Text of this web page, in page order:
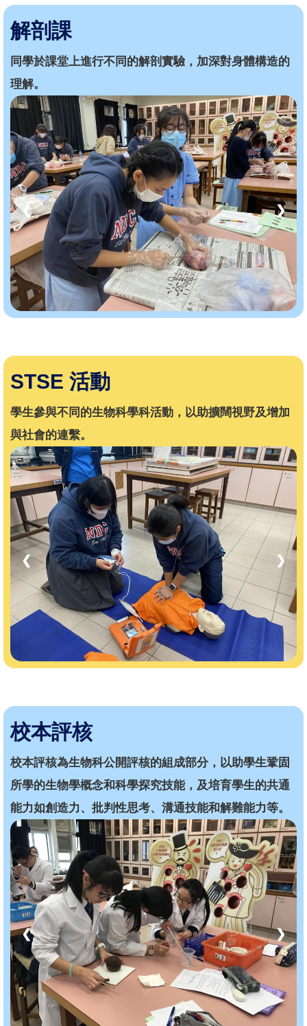
解剖課
同學於課堂上進行不同的解剖實驗，加深對身體構造的
理解。
❮ ❯
STSE 活動
學生參與不同的生物科學科活動，以助擴闊視野及增加
與社會的連繫。
❮ ❯
校本評核
校本評核為生物科公開評核的組成部分，以助學生鞏固
所學的生物學概念和科學探究技能，及培育學生的共通
能力如創造力、批判性思考、溝通技能和解難能力等。
❮ ❯